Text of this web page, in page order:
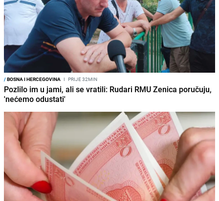
/BOSNA I HERCEGOVINA I PRIJE 32MIN
Pozlilo im u jami, ali se vratili: Rudari RMU Zenica poručuju,
'nećemo odustati'